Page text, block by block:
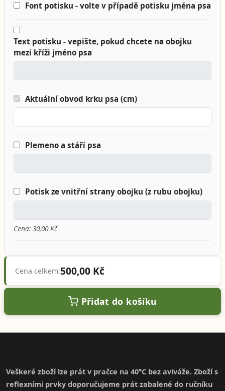
Font potisku - volte v případě potisku jména psa
Text potisku - vepište, pokud chcete na obojku
mezi kříži jméno psa
Aktuální obvod krku psa (cm)
Plemeno a stáří psa
Potisk ze vnitřní strany obojku (z rubu obojku)
Cena: 30,00 Kč
Cena celkem:500,00 Kč
Přidat do košíku
Veškeré zboží lze prát v pračce na 40°C bez aviváže. Zboží s
reflexními prvky doporučujeme prát zabalené do ručníku